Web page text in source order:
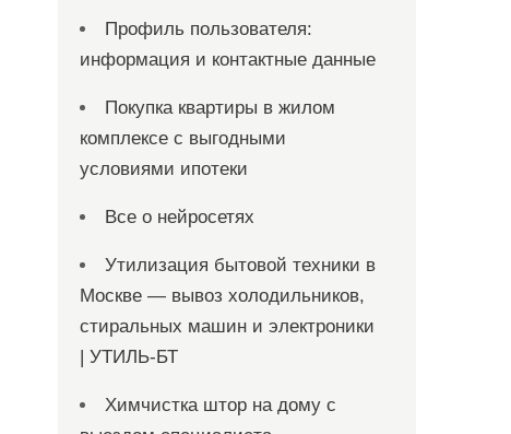
Профиль пользователя:
информация и контактные данные
Покупка квартиры в жилом
комплексе с выгодными
условиями ипотеки
Все о нейросетях
Утилизация бытовой техники в
Москве — вывоз холодильников,
стиральных машин и электроники
| УТИЛЬ-БТ
Химчистка штор на дому с